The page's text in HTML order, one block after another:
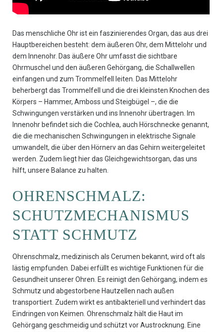
Das menschliche Ohr ist ein faszinierendes Organ, das aus drei
Hauptbereichen besteht: dem äußeren Ohr, dem Mittelohr und
dem Innenohr. Das äußere Ohr umfasst die sichtbare
Ohrmuschel und den äußeren Gehörgang, die Schallwellen
einfangen und zum Trommelfell leiten. Das Mittelohr
beherbergt das Trommelfell und die drei kleinsten Knochen des
Körpers – Hammer, Amboss und Steigbügel –, die die
Schwingungen verstärken und ins Innenohr übertragen. Im
Innenohr befindet sich die Cochlea, auch Hörschnecke genannt,
die die mechanischen Schwingungen in elektrische Signale
umwandelt, die über den Hörnerv an das Gehirn weitergeleitet
werden. Zudem liegt hier das Gleichgewichtsorgan, das uns
hilft, unsere Balance zu halten.
OHRENSCHMALZ:
SCHUTZMECHANISMUS
STATT SCHMUTZ
Ohrenschmalz, medizinisch als Cerumen bekannt, wird oft als
lästig empfunden. Dabei erfüllt es wichtige Funktionen für die
Gesundheit unserer Ohren. Es reinigt den Gehörgang, indem es
Schmutz und abgestorbene Hautzellen nach außen
transportiert. Zudem wirkt es antibakteriell und verhindert das
Eindringen von Keimen. Ohrenschmalz hält die Haut im
Gehörgang geschmeidig und schützt vor Austrocknung. Eine